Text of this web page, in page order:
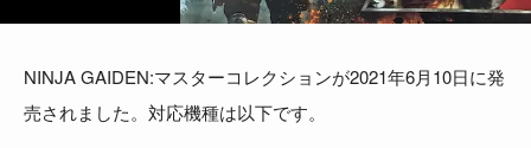
NINJA GAIDEN:マスターコレクションが2021年6月10日に発
売されました。対応機種は以下です。